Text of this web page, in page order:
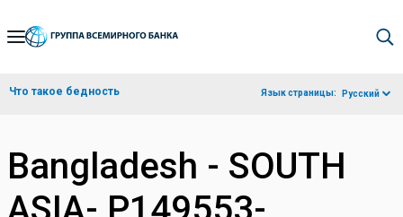
Skip
Navigation
Что такое бедность Язык страницы: Русский
Bangladesh - SOUTH